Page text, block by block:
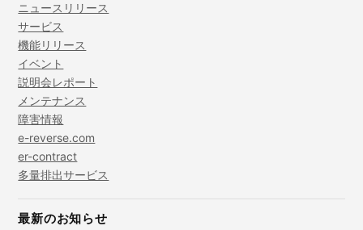
ニュースリリース
サービス
機能リリース
イベント
説明会レポート
メンテナンス
障害情報
e-reverse.com
er-contract
多量排出サービス
最新のお知らせ